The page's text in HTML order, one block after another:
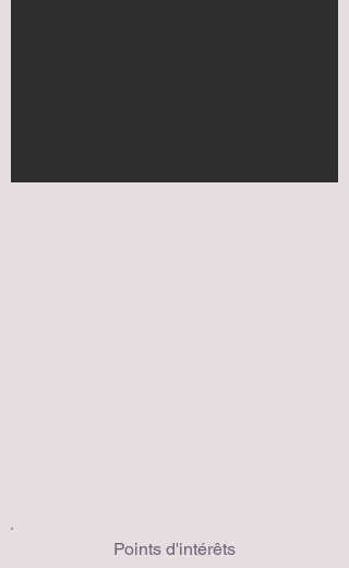
Points d'intérêts